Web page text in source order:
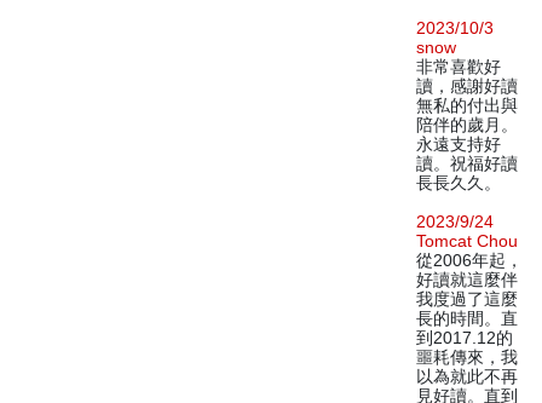
2023/10/3
snow
非常喜歡好
讀，感謝好讀
無私的付出與
陪伴的歲月。
永遠支持好
讀。祝福好讀
長長久久。
2023/9/24
Tomcat Chou
從2006年起，
好讀就這麼伴
我度過了這麼
長的時間。直
到2017.12的
噩耗傳來，我
以為就此不再
見好讀。直到